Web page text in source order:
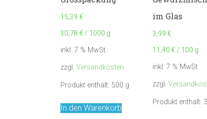
15,39 €
30,78 € / 1000 g
inkl. 7 % MwSt.
zzgl. Versandkosten
Produkt enthält: 500 g
In den Warenkorb
im Glas
3,99€
11,40€ / 100 g
inkl. 7 % MwSt.
zzgl.
Produkt enthält: